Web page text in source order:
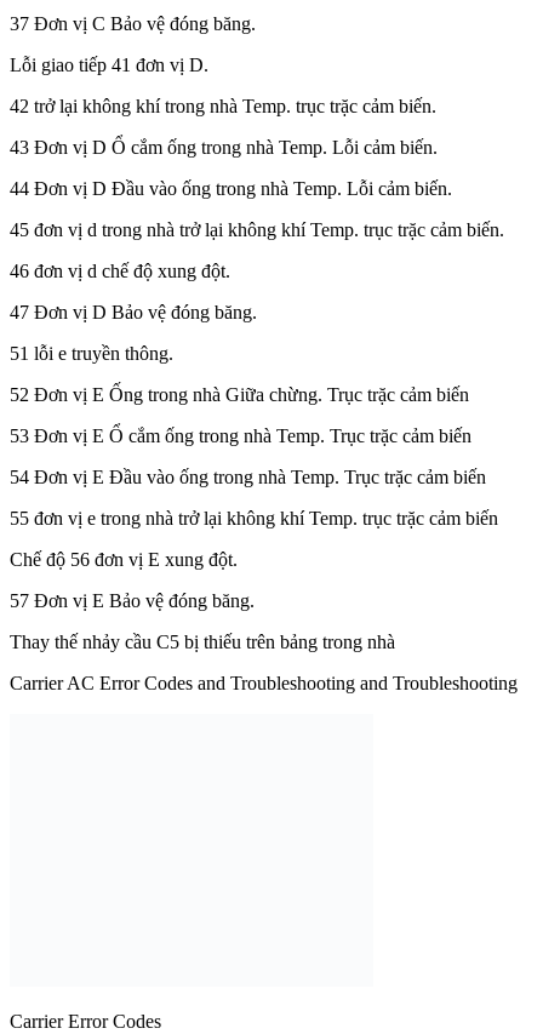
37 Đơn vị C Bảo vệ đóng băng.
Lỗi giao tiếp 41 đơn vị D.
42 trở lại không khí trong nhà Temp. trục trặc cảm biến.
43 Đơn vị D Ổ cắm ống trong nhà Temp. Lỗi cảm biến.
44 Đơn vị D Đầu vào ống trong nhà Temp. Lỗi cảm biến.
45 đơn vị d trong nhà trở lại không khí Temp. trục trặc cảm biến.
46 đơn vị d chế độ xung đột.
47 Đơn vị D Bảo vệ đóng băng.
51 lỗi e truyền thông.
52 Đơn vị E Ống trong nhà Giữa chừng. Trục trặc cảm biến
53 Đơn vị E Ổ cắm ống trong nhà Temp. Trục trặc cảm biến
54 Đơn vị E Đầu vào ống trong nhà Temp. Trục trặc cảm biến
55 đơn vị e trong nhà trở lại không khí Temp. trục trặc cảm biến
Chế độ 56 đơn vị E xung đột.
57 Đơn vị E Bảo vệ đóng băng.
Thay thế nhảy cầu C5 bị thiếu trên bảng trong nhà
Carrier AC Error Codes and Troubleshooting and Troubleshooting
Carrier Error Codes